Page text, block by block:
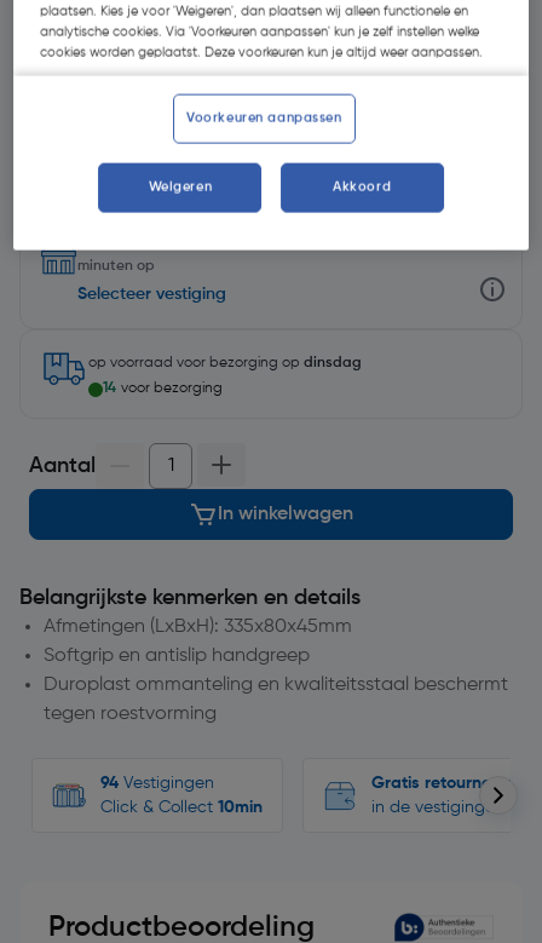
€ 6,08
minuten op
Selecteer vestiging
op voorraad voor bezorging op dinsdag
14 voor bezorging
Aantal
In winkelwagen
Belangrijkste kenmerken en details
Afmetingen (LxBxH): 335x80x45mm
Softgrip en antislip handgreep
Duroplast ommanteling en kwaliteitsstaal beschermt
tegen roestvorming
94 Vestigingen
Click & Collect 10min
Gratis retourneren
in de vestigingen
Productbeoordeling
plaatsen. Kies je voor 'Weigeren', dan plaatsen wij alleen functionele en
analytische cookies. Via 'Voorkeuren aanpassen' kun je zelf instellen welke
cookies worden geplaatst. Deze voorkeuren kun je altijd weer aanpassen.
Voorkeuren aanpassen
Weigeren Akkoord